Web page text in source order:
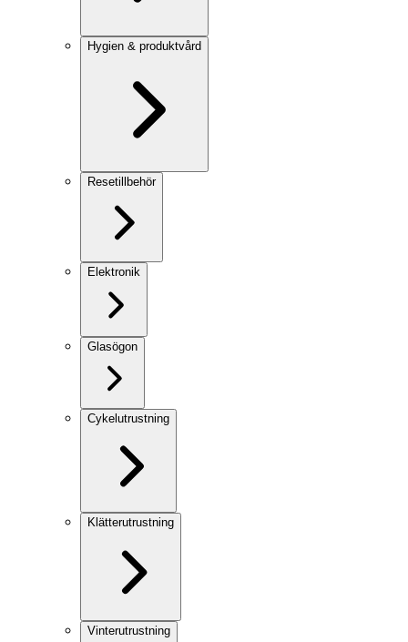
Hygien & produktvård
Resetillbehör
Elektronik
Glasögon
Cykelutrustning
Klätterutrustning
Vinterutrustning